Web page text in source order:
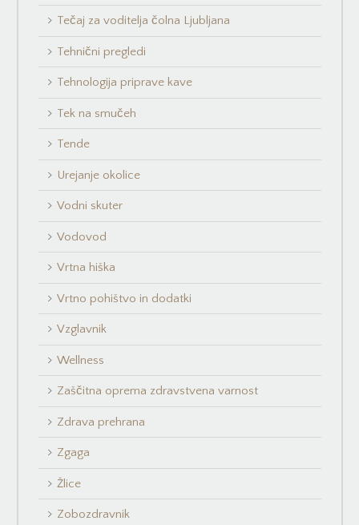
Tečaj za voditelja čolna Ljubljana
Tehnični pregledi
Tehnologija priprave kave
Tek na smučeh
Tende
Urejanje okolice
Vodni skuter
Vodovod
Vrtna hiška
Vrtno pohištvo in dodatki
Vzglavnik
Wellness
Zaščitna oprema zdravstvena varnost
Zdrava prehrana
Zgaga
Žlice
Zobozdravnik